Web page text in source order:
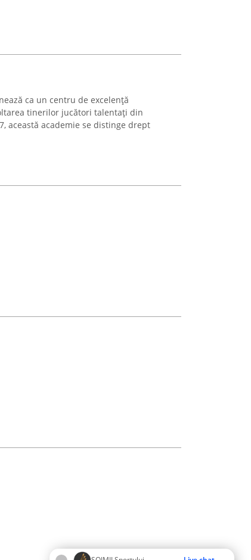
ca un centru de excelență
tinerilor jucători talentați din
această academie se distinge drept